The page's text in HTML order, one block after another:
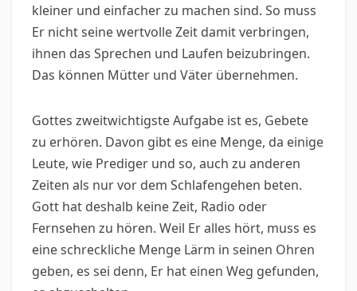
kleiner und einfacher zu machen sind. So muss
Er nicht seine wertvolle Zeit damit verbringen,
ihnen das Sprechen und Laufen beizubringen.
Das können Mütter und Väter übernehmen.
Gottes zweitwichtigste Aufgabe ist es, Gebete
zu erhören. Davon gibt es eine Menge, da einige
Leute, wie Prediger und so, auch zu anderen
Zeiten als nur vor dem Schlafengehen beten.
Gott hat deshalb keine Zeit, Radio oder
Fernsehen zu hören. Weil Er alles hört, muss es
eine schreckliche Menge Lärm in seinen Ohren
geben, es sei denn, Er hat einen Weg gefunden,